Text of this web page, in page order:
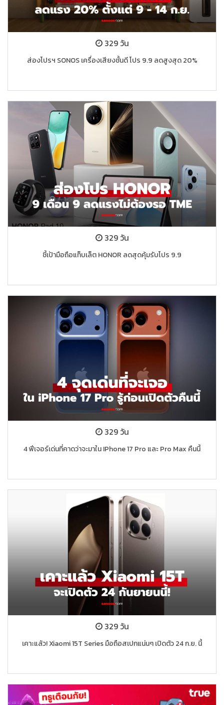
329 วัน
ส่องโปรฯ SONOS เครื่องเสียงชั้นดี โปร 9.9 ลดสูงสุด 20%
329 วัน
ชี้เป้ามือถือแท็บเล็ต HONOR ลดสุดคุ้มรับโปร 9.9
329 วัน
4 ฟีเจอร์เด่นที่คาดว่าจะมาใน IPhone 17 Pro และ Pro Max คืนนี้
329 วัน
เคาะแล้ว! Xiaomi 15T Series มือถือสเปกแน่นๆ เปิดตัว 24 ก.ย. นี้